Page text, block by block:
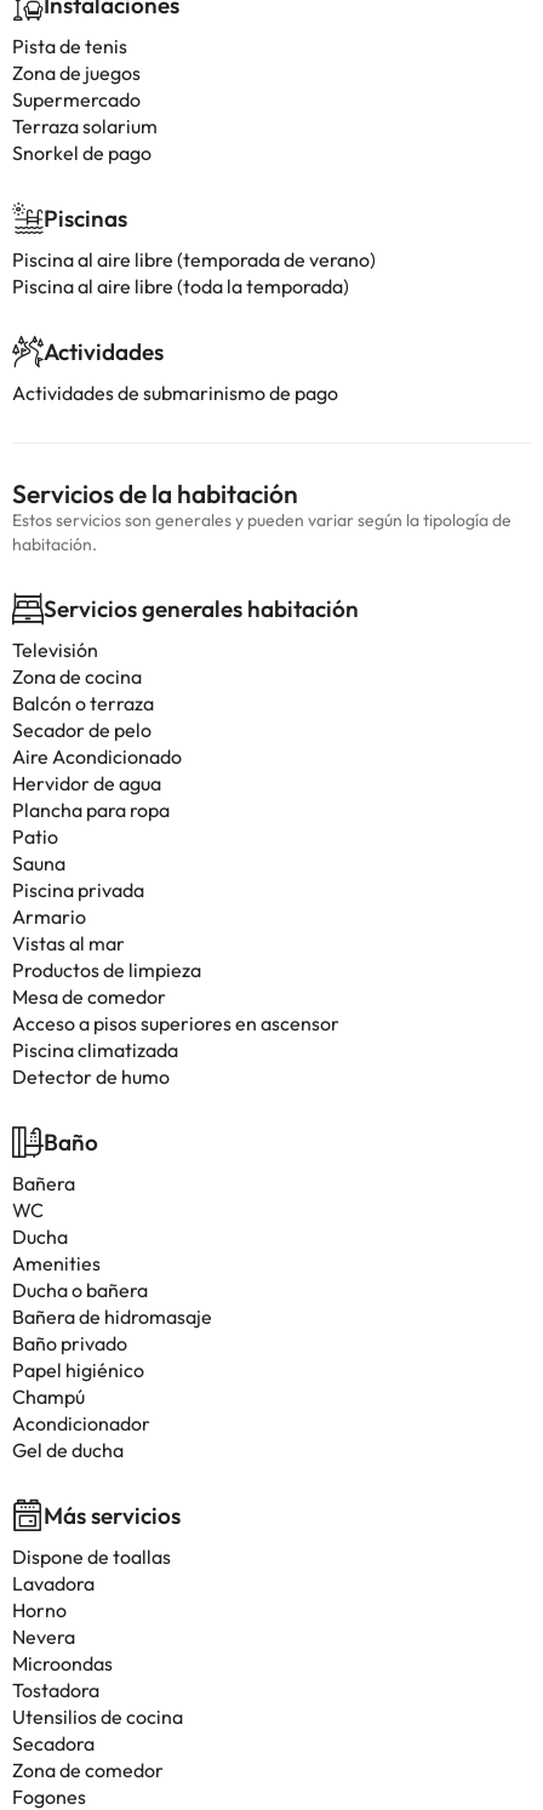
Pista de tenis
Zona de juegos
Supermercado
Terraza solarium
Snorkel de pago
Piscinas
Piscina al aire libre (temporada de verano)
Piscina al aire libre (toda la temporada)
Actividades
Actividades de submarinismo de pago
Servicios de la habitación
Estos servicios son generales y pueden variar según la tipología de
habitación.
Servicios generales habitación
Televisión
Zona de cocina
Balcón o terraza
Secador de pelo
Aire Acondicionado
Hervidor de agua
Plancha para ropa
Patio
Sauna
Piscina privada
Armario
Vistas al mar
Productos de limpieza
Mesa de comedor
Acceso a pisos superiores en ascensor
Piscina climatizada
Detector de humo
Baño
Bañera
WC
Ducha
Amenities
Ducha o bañera
Bañera de hidromasaje
Baño privado
Papel higiénico
Champú
Acondicionador
Gel de ducha
Más servicios
Dispone de toallas
Lavadora
Horno
Nevera
Microondas
Tostadora
Utensilios de cocina
Secadora
Zona de comedor
Fogones